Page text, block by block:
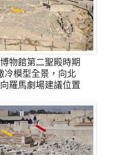
物館第二聖殿時期
冷模型全景，向北
羅馬劇場建議位置